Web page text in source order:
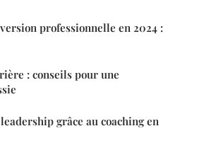
professionnelle en 2024 :
: conseils pour une
grâce au coaching en